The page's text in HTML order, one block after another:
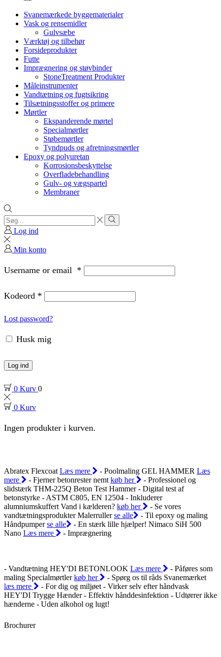
Svanemærkede byggematerialer
Vask og rensemidler
Gulvsæbe
Værktøj og tilbehør
Forsideprodukter
Futte
Imprægnering og støvbinder
StoneTreatment Produkter
Måleinstrumenter
Vandtætning og fugtsikring
Tilsætningsstoffer og primere
Mørtler
Ekspanderende mørtel
Specialmørtler
Støbemørtler
Tyndpuds og afretningsmørtler
Epoxy og polyuretan
Korrosionsbeskyttelse
Overfladebehandling
Gulv- og vægspartel
Membraner
Search
input
Search
Log ind
Min konto
Username or email *
Kodeord *
Lost password?
Husk mig
Log ind
0 Kurv 0
0 Kurv
Ingen produkter i kurven.
Abratex Flexcoat Læs mere - Poolmaling GEL HAMMER Læs
mere
- Fjerner betonrester nemt køb her
- Professionel og
slidstærk THM-225Q Beton Test Hammer - Digital test af
betonstyrke - ASTM C805, EN 12504 - Inkluderer
alumniumskuffert Vand i kælderen? køb her
- Se vores
vandtætningsprodukter Malerruller se alle
- Til epoxy og maling
Håndpumper se alle - En stærk lille hjælper! Nimaco SiH 500
Nano Læs mere - Imprægnering
- Vandtætning HEY'DI BETONLOOK Læs mere
- Påføres som
maling Specialmørtler køb her - Spørg os til råds Svanemærket
læs mere
- For dig og miljøet - Virker selv efter håndvask
HEY'DI Trygge Hænder - Effektiv hånddesinfektion - Udtørrer ikke
hænderne - Uden alkohol og lugt!
Brochurer